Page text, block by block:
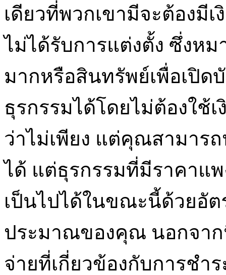
เดียวที่พวกเขามีจะต้องมี
ไม่ได้รับการแต่งตั้ง ซึ่งห
มากหรือสินทรัพย์เพื่อเปิ
ธุรกรรมได้โดยไม่ต้องใช้
ว่าไม่เพียง แต่คุณสามาร
ได้ แต่ธุรกรรมที่มีราคาแ
เป็นไปได้ในขณะนี้ด้วยอั
ประมาณของคุณ นอกจาก
จ่ายที่เกี่ยวข้องกับการชำ